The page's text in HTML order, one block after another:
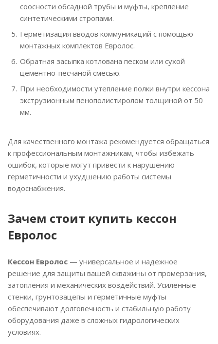
соосности обсадной трубы и муфты, крепление
синтетическими стропами.
Герметизация вводов коммуникаций с помощью
монтажных комплектов Евролос.
Обратная засыпка котлована песком или сухой
цементно-песчаной смесью.
При необходимости утепление полки внутри кессона
экструзионным пенополистиролом толщиной от 50
мм.
Для качественного монтажа рекомендуется обращаться
к профессиональным монтажникам, чтобы избежать
ошибок, которые могут привести к нарушению
герметичности и ухудшению работы системы
водоснабжения.
Зачем стоит купить кессон
Евролос
Кессон Евролос — универсальное и надежное
решение для защиты вашей скважины от промерзания,
затопления и механических воздействий. Усиленные
стенки, грунтозацепы и герметичные муфты
обеспечивают долговечность и стабильную работу
оборудования даже в сложных гидрологических
условиях.